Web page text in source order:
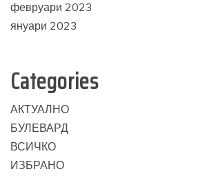
февруари 2023
януари 2023
Categories
АКТУАЛНО
БУЛЕВАРД
ВСИЧКО
ИЗБРАНО